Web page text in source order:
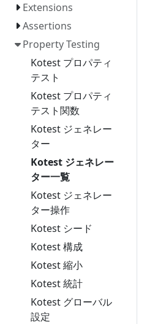
Extensions
Assertions
Property Testing
Kotest プロパティ
テスト
Kotest プロパティ
テスト関数
Kotest ジェネレー
ター
Kotest ジェネレー
ター一覧
Kotest ジェネレー
ター操作
Kotest シード
Kotest 構成
Kotest 縮小
Kotest 統計
Kotest グローバル
設定